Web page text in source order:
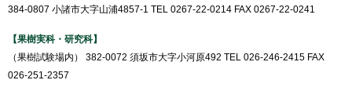
384-0807 小諸市大字山浦4857-1 TEL 0267-22-0214 FAX 0267-22-0241
【果樹実科・研究科】
（果樹試験場内） 382-0072 須坂市大字小河原492 TEL 026-246-2415 FAX
026-251-2357